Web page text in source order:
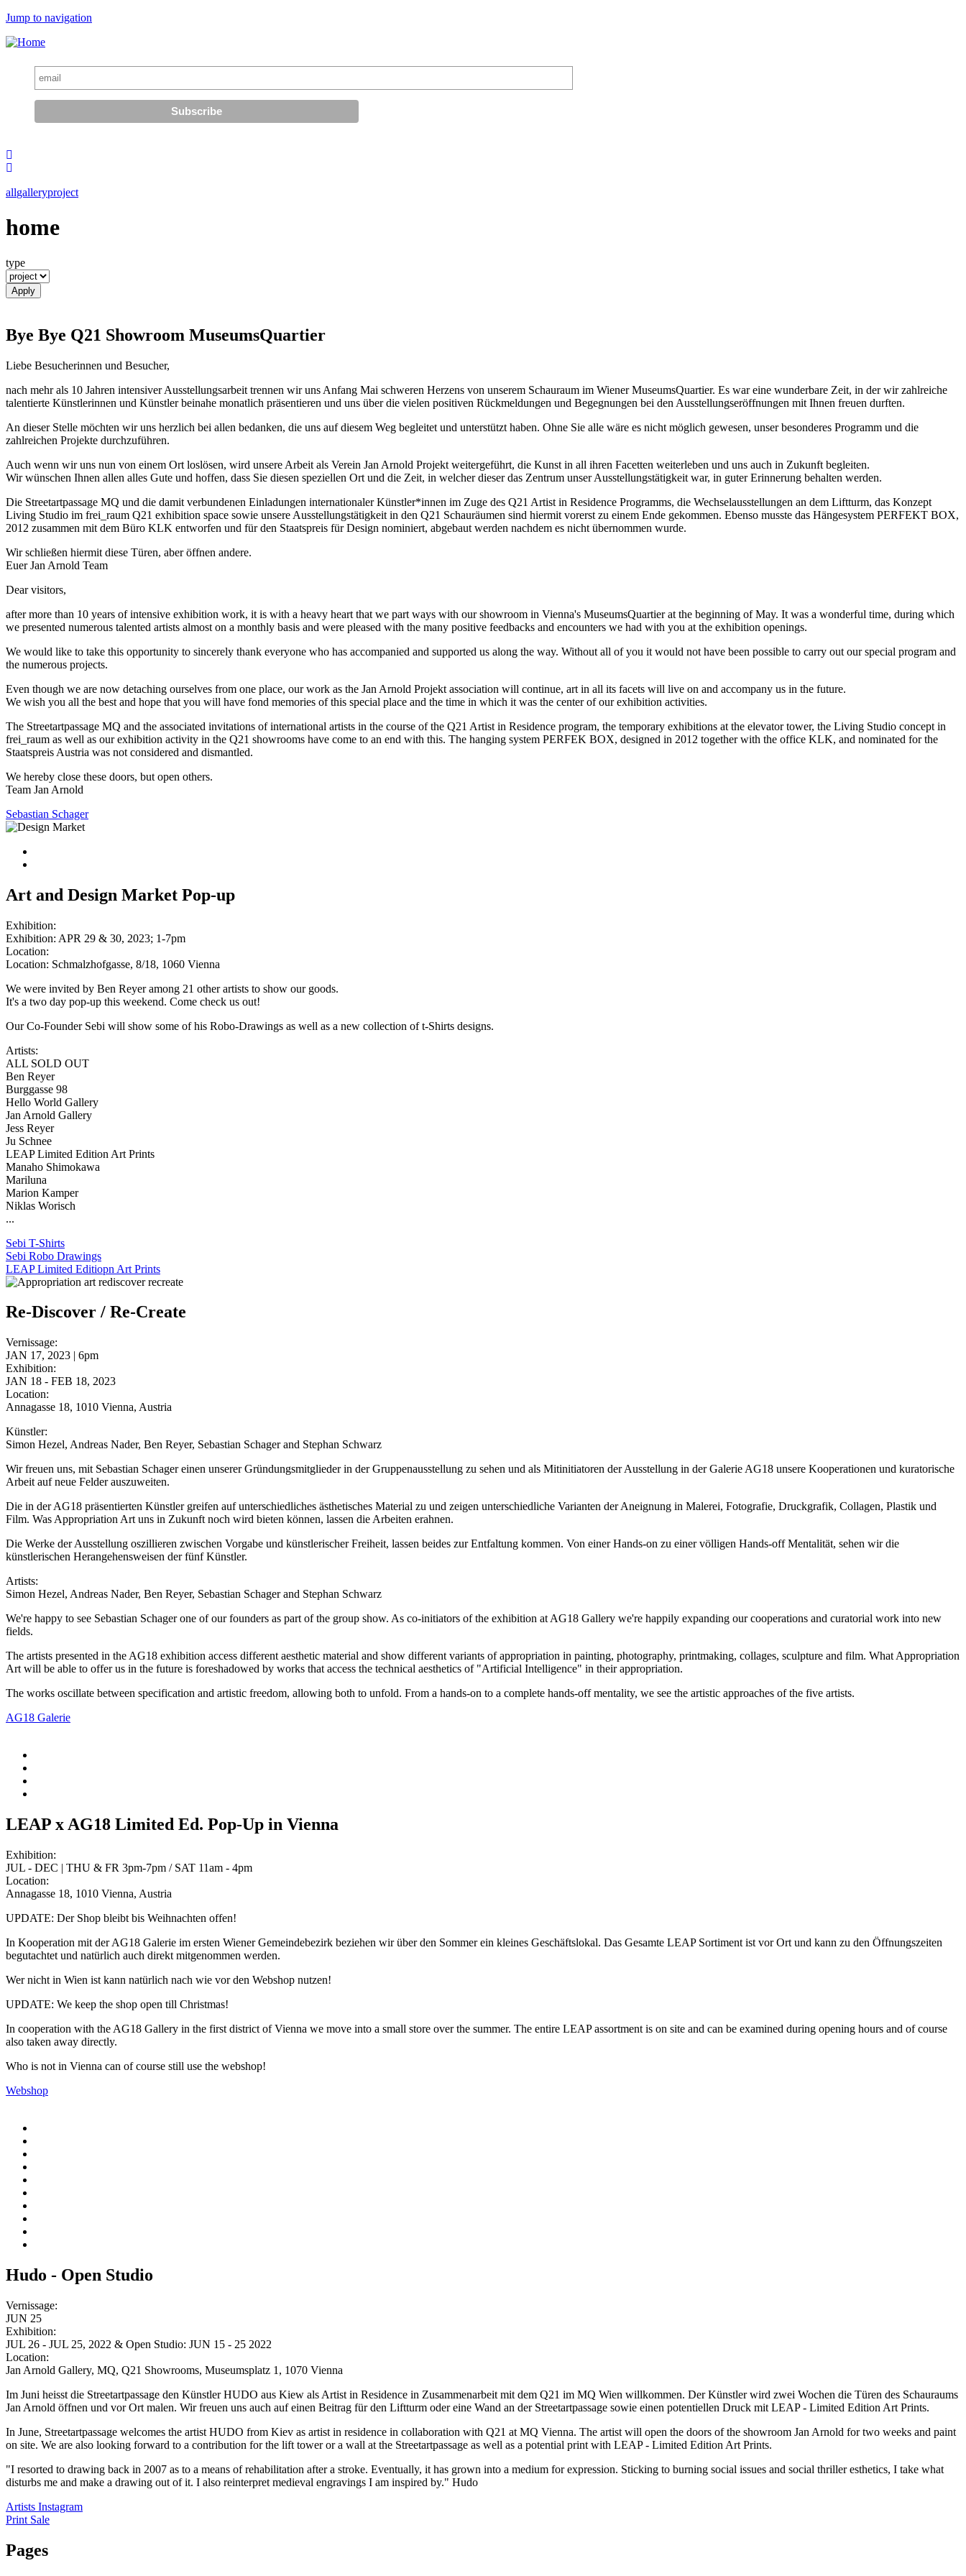
Jump to navigation
allgalleryproject
home
type
Bye Bye Q21 Showroom MuseumsQuartier
Liebe Besucherinnen und Besucher,
nach mehr als 10 Jahren intensiver Ausstellungsarbeit trennen wir uns Anfang Mai schweren Herzens von unserem Schauraum im Wiener MuseumsQuartier. Es war eine wunderbare Zeit, in der wir zahlreiche
talentierte Künstlerinnen und Künstler beinahe monatlich präsentieren und uns über die vielen positiven Rückmeldungen und Begegnungen bei den Ausstellungseröffnungen mit Ihnen freuen durften.
An dieser Stelle möchten wir uns herzlich bei allen bedanken, die uns auf diesem Weg begleitet und unterstützt haben. Ohne Sie alle wäre es nicht möglich gewesen, unser besonderes Programm und die
zahlreichen Projekte durchzuführen.
Auch wenn wir uns nun von einem Ort loslösen, wird unsere Arbeit als Verein Jan Arnold Projekt weitergeführt, die Kunst in all ihren Facetten weiterleben und uns auch in Zukunft begleiten.
Wir wünschen Ihnen allen alles Gute und hoffen, dass Sie diesen speziellen Ort und die Zeit, in welcher dieser das Zentrum unser Ausstellungstätigkeit war, in guter Erinnerung behalten werden.
Die Streetartpassage MQ und die damit verbundenen Einladungen internationaler Künstler*innen im Zuge des Q21 Artist in Residence Programms, die Wechselausstellungen an dem Liftturm, das Konzept
Living Studio im frei_raum Q21 exhibition space sowie unsere Ausstellungstätigkeit in den Q21 Schauräumen sind hiermit vorerst zu einem Ende gekommen. Ebenso musste das Hängesystem PERFEKT BOX,
2012 zusammen mit dem Büro KLK entworfen und für den Staatspreis für Design nominiert, abgebaut werden nachdem es nicht übernommen wurde.
Wir schließen hiermit diese Türen, aber öffnen andere.
​Euer Jan Arnold Team
Dear visitors,
after more than 10 years of intensive exhibition work, it is with a heavy heart that we part ways with our showroom in Vienna's MuseumsQuartier at the beginning of May. It was a wonderful time, during which
we presented numerous talented artists almost on a monthly basis and were pleased with the many positive feedbacks and encounters we had with you at the exhibition openings.
We would like to take this opportunity to sincerely thank everyone who has accompanied and supported us along the way. Without all of you it would not have been possible to carry out our special program and
the numerous projects.
Even though we are now detaching ourselves from one place, our work as the Jan Arnold Projekt association will continue, art in all its facets will live on and accompany us in the future.
We wish you all the best and hope that you will have fond memories of this special place and the time in which it was the center of our exhibition activities.
The Streetartpassage MQ and the associated invitations of international artists in the course of the Q21 Artist in Residence program, the temporary exhibitions at the elevator tower, the Living Studio concept in
frei_raum as well as our exhibition activity in the Q21 showrooms have come to an end with this. The hanging system PERFEK BOX, designed in 2012 together with the office KLK, and nominated for the
Staatspreis Austria was not considered and dismantled.
We hereby close these doors, but open others.
Team Jan Arnold
Sebastian Schager
Art and Design Market Pop-up
Exhibition:
Exhibition: APR 29 & 30, 2023; 1-7pm
Location:
Location: Schmalzhofgasse, 8/18, 1060 Vienna
We were invited by Ben Reyer among 21 other artists to show our goods.
It's a two day pop-up this weekend. Come check us out!
Our Co-Founder Sebi will show some of his Robo-Drawings as well as a new collection of t-Shirts designs.
Artists:
ALL SOLD OUT
Ben Reyer
Burggasse 98
Hello World Gallery
Jan Arnold Gallery
Jess Reyer
Ju Schnee
LEAP Limited Edition Art Prints
Manaho Shimokawa
Mariluna
Marion Kamper
Niklas Worisch
...
Sebi T-Shirts
Sebi Robo Drawings
LEAP Limited Editiopn Art Prints
Re-Discover / Re-Create
Vernissage:
JAN 17, 2023 | 6pm
Exhibition:
JAN 18 - FEB 18, 2023
Location:
Annagasse 18, 1010 Vienna, Austria
Künstler:
Simon Hezel, Andreas Nader, Ben Reyer, Sebastian Schager and Stephan Schwarz
Wir freuen uns, mit Sebastian Schager einen unserer Gründungsmitglieder in der Gruppenausstellung zu sehen und als Mitinitiatoren der Ausstellung in der Galerie AG18 unsere Kooperationen und kuratorische
Arbeit auf neue Felder auszuweiten.
Die in der AG18 präsentierten Künstler greifen auf unterschiedliches ästhetisches Material zu und zeigen unterschiedliche Varianten der Aneignung in Malerei, Fotografie, Druckgrafik, Collagen, Plastik und
Film. Was Appropriation Art uns in Zukunft noch wird bieten können, lassen die Arbeiten erahnen.
Die Werke der Ausstellung oszillieren zwischen Vorgabe und künstlerischer Freiheit, lassen beides zur Entfaltung kommen. Von einer Hands-on zu einer völligen Hands-off Mentalität, sehen wir die
künstlerischen Herangehensweisen der fünf Künstler.
Artists:
Simon Hezel, Andreas Nader, Ben Reyer, Sebastian Schager and Stephan Schwarz
We're happy to see Sebastian Schager one of our founders as part of the group show. As co-initiators of the exhibition at AG18 Gallery we're happily expanding our cooperations and curatorial work into new
fields.
The artists presented in the AG18 exhibition access different aesthetic material and show different variants of appropriation in painting, photography, printmaking, collages, sculpture and film. What Appropriation
Art will be able to offer us in the future is foreshadowed by works that access the technical aesthetics of "Artificial Intelligence" in their appropriation.
The works oscillate between specification and artistic freedom, allowing both to unfold. From a hands-on to a complete hands-off mentality, we see the artistic approaches of the five artists.
AG18 Galerie
LEAP x AG18 Limited Ed. Pop-Up in Vienna
Exhibition:
JUL - DEC | THU & FR 3pm-7pm / SAT 11am - 4pm
Location:
Annagasse 18, 1010 Vienna, Austria
UPDATE: Der Shop bleibt bis Weihnachten offen!
In Kooperation mit der AG18 Galerie im ersten Wiener Gemeindebezirk beziehen wir über den Sommer ein kleines Geschäftslokal. Das Gesamte LEAP Sortiment ist vor Ort und kann zu den Öffnungszeiten
begutachtet und natürlich auch direkt mitgenommen werden.
Wer nicht in Wien ist kann natürlich nach wie vor den Webshop nutzen!
UPDATE: We keep the shop open till Christmas!
In cooperation with the AG18 Gallery in the first district of Vienna we move into a small store over the summer. The entire LEAP assortment is on site and can be examined during opening hours and of course
also taken away directly.
Who is not in Vienna can of course still use the webshop!
Webshop
Hudo - Open Studio
Vernissage:
JUN 25
Exhibition:
JUL 26 - JUL 25, 2022 & Open Studio: JUN 15 - 25 2022
Location:
Jan Arnold Gallery, MQ, Q21 Showrooms, Museumsplatz 1, 1070 Vienna
Im Juni heisst die Streetartpassage den Künstler HUDO aus Kiew als Artist in Residence in Zusammenarbeit mit dem Q21 im MQ Wien willkommen. Der Künstler wird zwei Wochen die Türen des Schauraums
Jan Arnold öffnen und vor Ort malen. Wir freuen uns auch auf einen Beitrag für den Liftturm oder eine Wand an der Streetartpassage sowie einen potentiellen Druck mit LEAP - Limited Edition Art Prints.
In June, Streetartpassage welcomes the artist HUDO from Kiev as artist in residence in collaboration with Q21 at MQ Vienna. The artist will open the doors of the showroom Jan Arnold for two weeks and paint
on site. We are also looking forward to a contribution for the lift tower or a wall at the Streetartpassage as well as a potential print with LEAP - Limited Edition Art Prints.
"I resorted to drawing back in 2007 as to a means of rehabilitation after a stroke. Eventually, it has grown into a medium for expression. Sticking to burning social issues and social thriller esthetics, I take what
disturbs me and make a drawing out of it. I also reinterpret medieval engravings I am inspired by." Hudo
Artists Instagram
Print Sale
Pages